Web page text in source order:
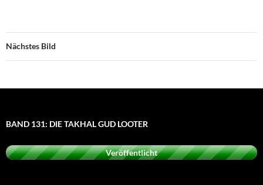
Nächstes Bild
BAND 131: DIE TAKHAL GUD LOOTER
Veröffentlicht